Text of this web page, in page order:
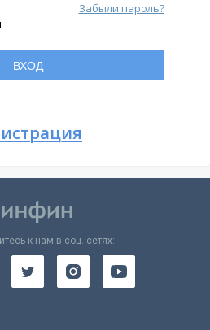
Забыли пароль?
ВХОД
к нам в соц. сетях: